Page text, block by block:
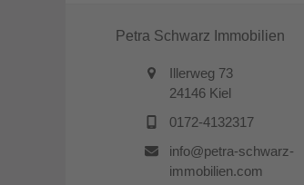
Petra Schwarz Immobilien
Illerweg 73
24146 Kiel
0172-4132317
info@petra-schwarz-
immobilien.com